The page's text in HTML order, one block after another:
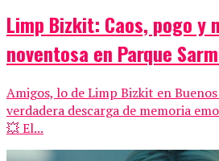
Limp Bizkit: Caos, pogo y
noventosa en Parque
Amigos, lo de Limp Bizkit en
verdadera descarga de memoria
💥 El...